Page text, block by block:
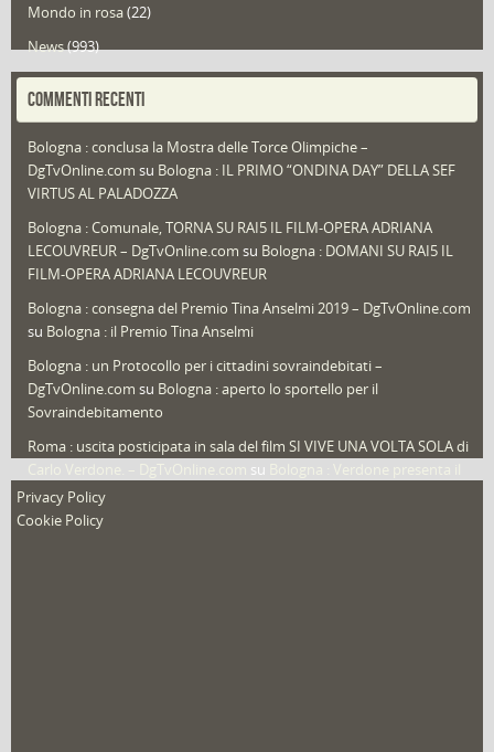
Mondo in rosa(22)
News(993)
Portfolio(1)
Redazioni(1.050)
Speciali (22)
Sport
That's Bologna Magazine(25)
Video (archivio) (263)
COMMENTI RECENTI
Bologna : conclusa la Mostra delle Torce Olimpiche –
DgTvOnline.com su Bologna : IL PRIMO “ONDINA DAY” DELLA SEF
VIRTUS AL PALADOZZA
Bologna : Comunale, TORNA SU RAI5 IL FILM-OPERA ADRIANA
LECOUVREUR – DgTvOnline.com su Bologna : DOMANI SU RAI5 IL
FILM-OPERA ADRIANA LECOUVREUR
Bologna : consegna del Premio Tina Anselmi 2019 – DgTvOnline.com
su Bologna : il Premio Tina Anselmi
Bologna : un Protocollo per i cittadini sovraindebitati –
DgTvOnline.com su Bologna : aperto lo sportello per il
Sovraindebitamento
Roma : uscita posticipata in sala del film SI VIVE UNA VOLTA SOLA di
su
nuovo film
Privacy Policy
Cookie Policy